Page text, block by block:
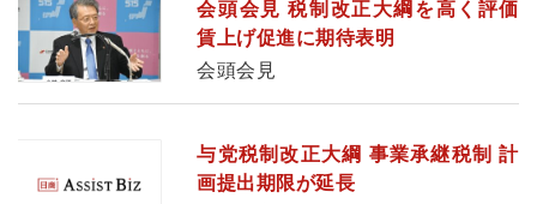
会頭会見 税制改正大綱を高く評価
賃上げ促進に期待表明
会頭会見
与党税制改正大綱 事業承継税制 計
画提出期限が延長